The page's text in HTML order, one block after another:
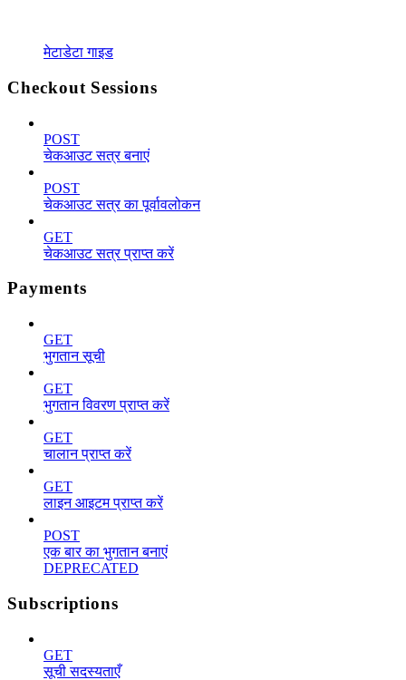
मेटाडेटा गाइड
Checkout Sessions
POST
चेकआउट सत्र बनाएं
POST
चेकआउट सत्र का पूर्वावलोकन
GET
चेकआउट सत्र प्राप्त करें
Payments
GET
भुगतान सूची
GET
भुगतान विवरण प्राप्त करें
GET
चालान प्राप्त करें
GET
लाइन आइटम प्राप्त करें
POST
एक बार का भुगतान बनाएं
DEPRECATED
Subscriptions
GET
सूची सदस्यताएँ